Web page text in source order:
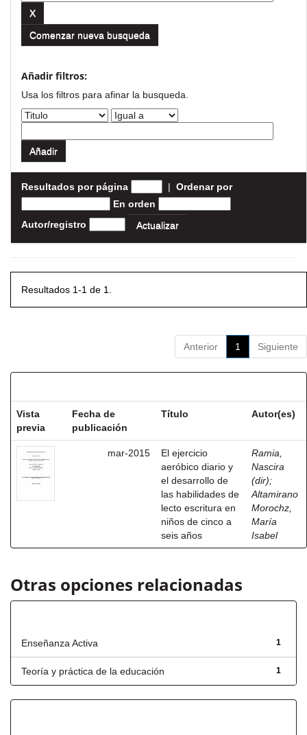
Comenzar nueva busqueda
Añadir filtros:
Usa los filtros para afinar la busqueda.
Resultados por página | Ordenar por
En orden
Autor/registro
Resultados 1-1 de 1.
Anterior 1 Siguiente
Vista
previa
Fecha de
publicación
Título Autor(es)
mar-2015
El ejercicio
aeróbico diario y
el desarrollo de
las habilidades de
lecto escritura en
niños de cinco a
seis años
Ramia,
Nascira
(dir);
Altamirano
Morochz,
María
Isabel
Otras opciones relacionadas
1
Enseñanza Activa
1
Teoría y práctica de la educación